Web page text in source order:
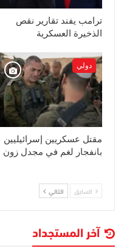
ترامب يفند تقارير نقص
الذخيرة العسكرية
دولي
مقتل عسكريين إسرائيليين
بانفجار لغم في مجدل زون
السابق التالي
آخر المستجداد